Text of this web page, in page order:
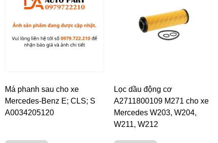
Má phanh sau cho xe
Mercedes-Benz E; CLS; S
A0034205120
Lọc dầu động cơ
A2711800109 M271 cho xe
Mercedes W203, W204,
W211, W212